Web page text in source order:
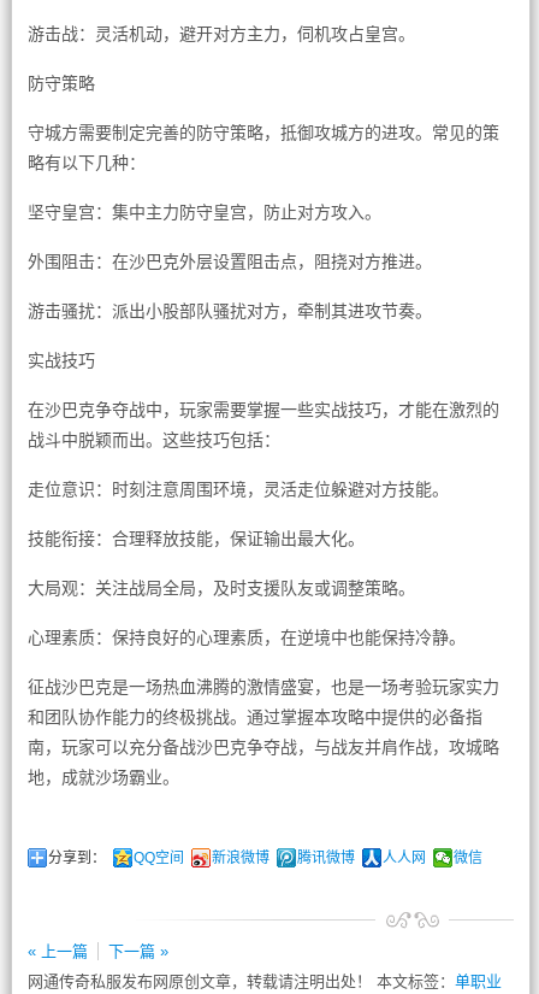
游击战：灵活机动，避开对方主力，伺机攻占皇宫。
防守策略
守城方需要制定完善的防守策略，抵御攻城方的进攻。常见的策
略有以下几种：
坚守皇宫：集中主力防守皇宫，防止对方攻入。
外围阻击：在沙巴克外层设置阻击点，阻挠对方推进。
游击骚扰：派出小股部队骚扰对方，牵制其进攻节奏。
实战技巧
在沙巴克争夺战中，玩家需要掌握一些实战技巧，才能在激烈的
战斗中脱颖而出。这些技巧包括：
走位意识：时刻注意周围环境，灵活走位躲避对方技能。
技能衔接：合理释放技能，保证输出最大化。
大局观：关注战局全局，及时支援队友或调整策略。
心理素质：保持良好的心理素质，在逆境中也能保持冷静。
征战沙巴克是一场热血沸腾的激情盛宴，也是一场考验玩家实力
和团队协作能力的终极挑战。通过掌握本攻略中提供的必备指
南，玩家可以充分备战沙巴克争夺战，与战友并肩作战，攻城略
地，成就沙场霸业。
分享到： QQ空间 新浪微博 腾讯微博 人人网 微信
« 上一篇
下一篇 »
网通传奇私服发布网原创文章，转载请注明出处！ 本文标签： 单职业